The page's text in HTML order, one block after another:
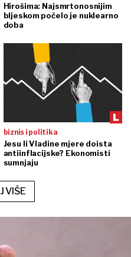
Hirošima: Najsmrtonosnijim
bljeskom počelo je nuklearno
doba
biznis i politika
Jesu li Vladine mjere doista
antiinflacijske? Ekonomisti
sumnjaju
VIŠE